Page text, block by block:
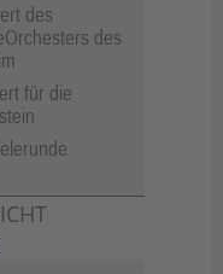
des
des
für die